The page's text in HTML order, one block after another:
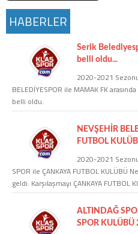
Instagram
Hakkımızda
Künye
İletişim
Web Sürüme Geç
HABERLER
Serik
belli oldu...
2020-2021
BELEDİYESPOR ile MAMAK FK
belli oldu.
NEVŞEHİR
FUTBOL
2020-2021
SPOR ile ÇANKAYA FUTBOL KULÜBÜ
geldi. Karşılaşmayı ÇANKAYA FUTBOL
ALTINDAĞ
SPOR KULÜBÜ